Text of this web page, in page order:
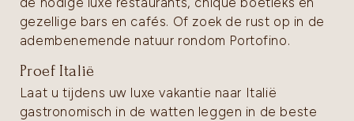
gezellige bars en cafés. Of zoek de rust op in de
adembenemende natuur rondom Portofino.
Proef Italië
Laat u tijdens uw luxe vakantie naar Italië
gastronomisch in de watten leggen in de beste